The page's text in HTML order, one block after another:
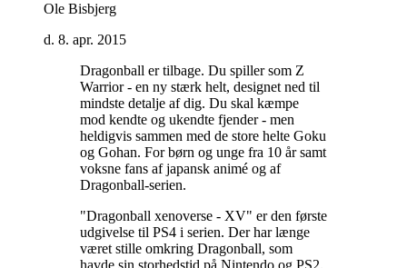
Ole Bisbjerg
d. 8. apr. 2015
Dragonball er tilbage. Du spiller som Z
Warrior - en ny stærk helt, designet ned til
mindste detalje af dig. Du skal kæmpe
mod kendte og ukendte fjender - men
heldigvis sammen med de store helte Goku
og Gohan. For børn og unge fra 10 år samt
voksne fans af japansk animé og af
Dragonball-serien.
"Dragonball xenoverse - XV" er den første
udgivelse til PS4 i serien. Der har længe
været stille omkring Dragonball, som
havde sin storhedstid på Nintendo og PS2.